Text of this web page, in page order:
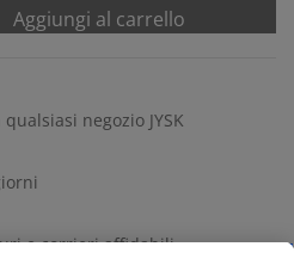
Aggiungi al carrello
negozio JYSK
e corrieri affidabili